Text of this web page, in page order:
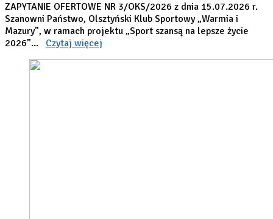
ZAPYTANIE OFERTOWE NR 3/OKS/2026 z dnia 15.07.2026 r.
Szanowni Państwo, Olsztyński Klub Sportowy „Warmia i
Mazury”, w ramach projektu „Sport szansą na lepsze życie
2026”... Czytaj więcej